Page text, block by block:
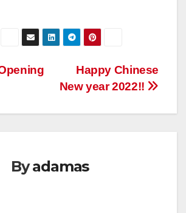
Happy Chinese
New year 2022!!
Byadamas